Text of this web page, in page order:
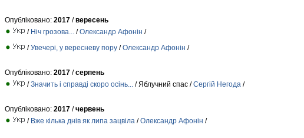
Опубліковано: 2017 /вересень
/ Ніч грозова... /Олександр Афонін /
/Увечері, у вересневу пору /Олександр Афонін /
Опубліковано: 2017 /серпень
/Значить і справді скоро осінь... / Яблучний спас /Сергій Негода /
Опубліковано: 2017 /червень
/ Вже кілька днів як липа зацвіла /Олександр Афонін /